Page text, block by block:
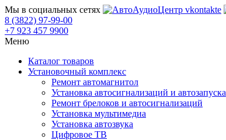
Мы в социальных сетях
8 (3822) 97-99-00
+7 923 457 9900
Меню
Каталог товаров
Установочный комплекс
Ремонт автомагнитол
Установка автосигнализаций и автозапуска
Ремонт брелоков и автосигнализаций
Установка мультимедиа
Установка автозвука
Цифровое ТВ